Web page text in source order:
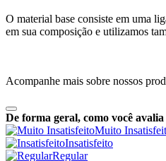
O material base consiste em uma
em sua composição e utilizamos
Acompanhe mais sobre nossos
De forma geral, como você
Muito
Insatisfeito
Regular